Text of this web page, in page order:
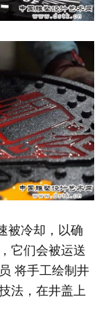
被冷却，以确
它们会被运送
将手工绘制井
法，在井盖上